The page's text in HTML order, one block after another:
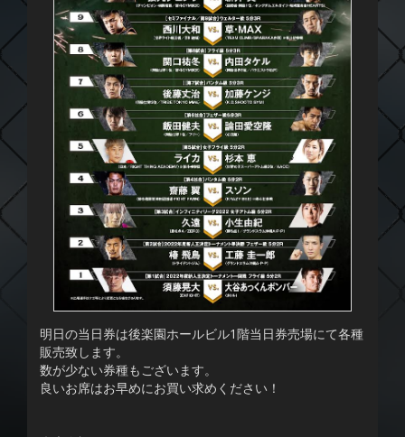
明日の当日券は後楽園ホールビル1階当日券売場にて各種
販売致します。
数が少ない券種もございます。
良いお席はお早めにお買い求めください！